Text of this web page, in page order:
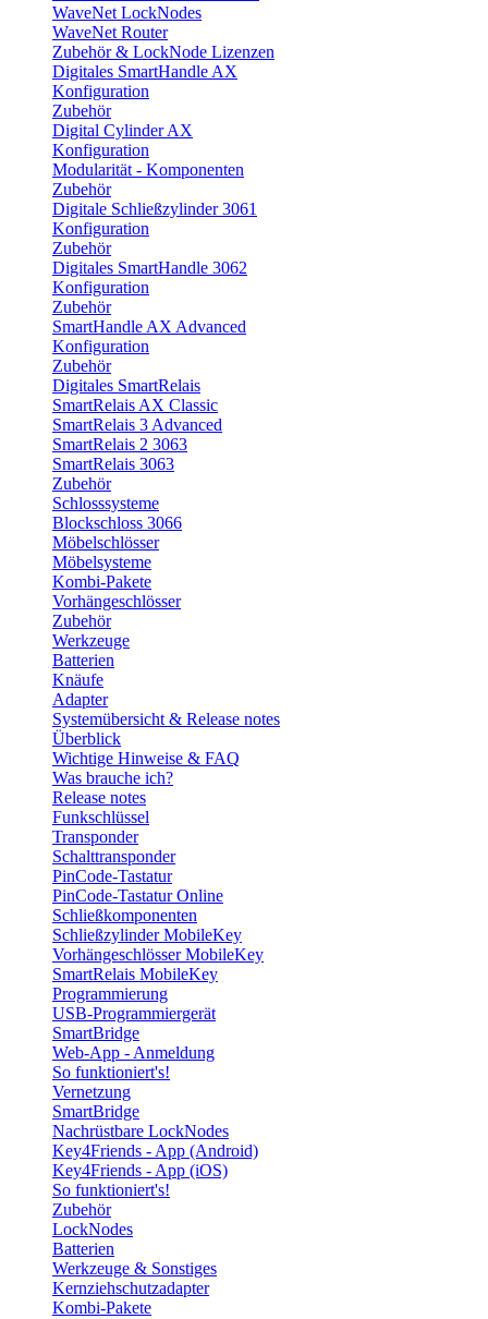
WaveNet LockNodes
WaveNet Router
Zubehör & LockNode Lizenzen
Digitales SmartHandle AX
Konfiguration
Zubehör
Digital Cylinder AX
Konfiguration
Modularität - Komponenten
Zubehör
Digitale Schließzylinder 3061
Konfiguration
Zubehör
Digitales SmartHandle 3062
Konfiguration
Zubehör
SmartHandle AX Advanced
Konfiguration
Zubehör
Digitales SmartRelais
SmartRelais AX Classic
SmartRelais 3 Advanced
SmartRelais 2 3063
SmartRelais 3063
Zubehör
Schlosssysteme
Blockschloss 3066
Möbelschlösser
Möbelsysteme
Kombi-Pakete
Vorhängeschlösser
Zubehör
Werkzeuge
Batterien
Knäufe
Adapter
Systemübersicht & Release notes
Überblick
Wichtige Hinweise & FAQ
Was brauche ich?
Release notes
Funkschlüssel
Transponder
Schalttransponder
PinCode-Tastatur
PinCode-Tastatur Online
Schließkomponenten
Schließzylinder MobileKey
Vorhängeschlösser MobileKey
SmartRelais MobileKey
Programmierung
USB-Programmiergerät
SmartBridge
Web-App - Anmeldung
So funktioniert's!
Vernetzung
SmartBridge
Nachrüstbare LockNodes
Key4Friends - App (Android)
Key4Friends - App (iOS)
So funktioniert's!
Zubehör
LockNodes
Batterien
Werkzeuge & Sonstiges
Kernziehschutzadapter
Kombi-Pakete